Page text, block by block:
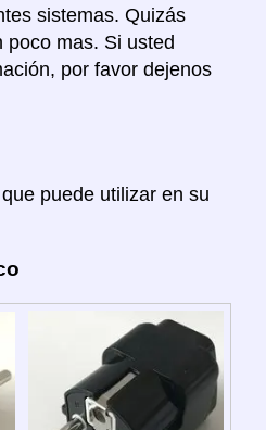
sistemas. Quizás
poco mas. Si usted
por favor dejenos
puede utilizar en su